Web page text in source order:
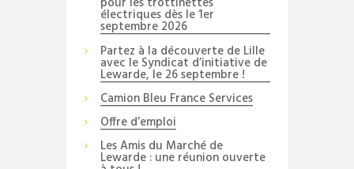
électriques dès le 1er
septembre 2026
Partez à la découverte de Lille
avec le Syndicat d’initiative de
Lewarde, le 26 septembre !
Camion Bleu France Services
Offre d’emploi
Les Amis du Marché de
Lewarde : une réunion ouverte